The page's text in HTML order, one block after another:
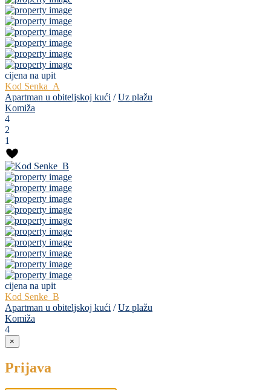
cijena na upit
Kod Senka_A
Apartman u obiteljskoj kući /Uz plažu
Komiža
4
2
1
cijena na upit
Kod Senke_B
Apartman u obiteljskoj kući /Uz plažu
Komiža
4
×
Prijava